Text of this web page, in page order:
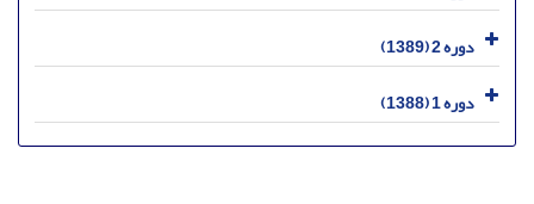
دوره 2 (1389)
دوره 1 (1388)